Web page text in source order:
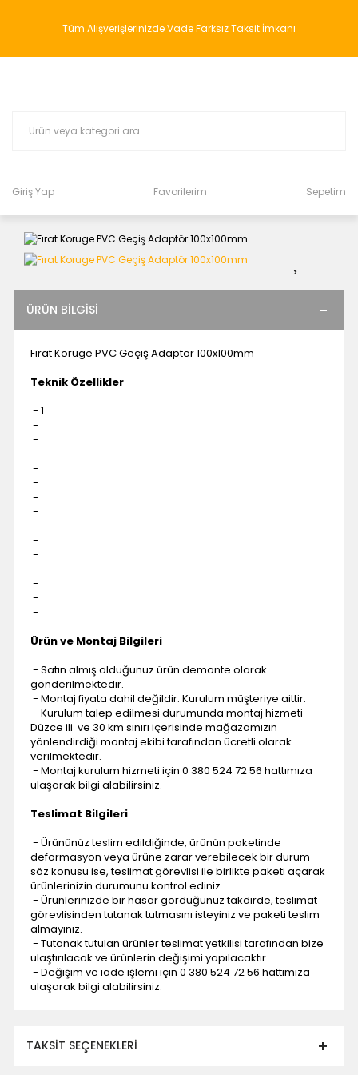
Tüm Alışverişlerinizde Vade Farksız Taksit İmkanı
Giriş Yap Favorilerim Sepetim
ÜRÜN BILGISI
Fırat Koruge PVC Geçiş Adaptör 100x100mm
Teknik Özellikler
- 1
-
-
-
-
-
-
-
-
-
-
-
-
-
-
Ürün ve Montaj Bilgileri
- Satın almış olduğunuz ürün demonte olarak
gönderilmektedir.
- Montaj fiyata dahil değildir. Kurulum müşteriye aittir.
- Kurulum talep edilmesi durumunda montaj hizmeti
Düzce ili ve 30 km sınırı içerisinde mağazamızın
yönlendirdiği montaj ekibi tarafından ücretli olarak
verilmektedir.
- Montaj kurulum hizmeti için 0 380 524 72 56 hattımıza
ulaşarak bilgi alabilirsiniz.
Teslimat Bilgileri
- Ürününüz teslim edildiğinde, ürünün paketinde
deformasyon veya ürüne zarar verebilecek bir durum
söz konusu ise, teslimat görevlisi ile birlikte paketi açarak
ürünlerinizin durumunu kontrol ediniz.
- Ürünlerinizde bir hasar gördüğünüz takdirde, teslimat
görevlisinden tutanak tutmasını isteyiniz ve paketi teslim
almayınız.
- Tutanak tutulan ürünler teslimat yetkilisi tarafından bize
ulaştırılacak ve ürünlerin değişimi yapılacaktır.
- Değişim ve iade işlemi için 0 380 524 72 56 hattımıza
ulaşarak bilgi alabilirsiniz.
TAKSIT SEÇENEKLERI